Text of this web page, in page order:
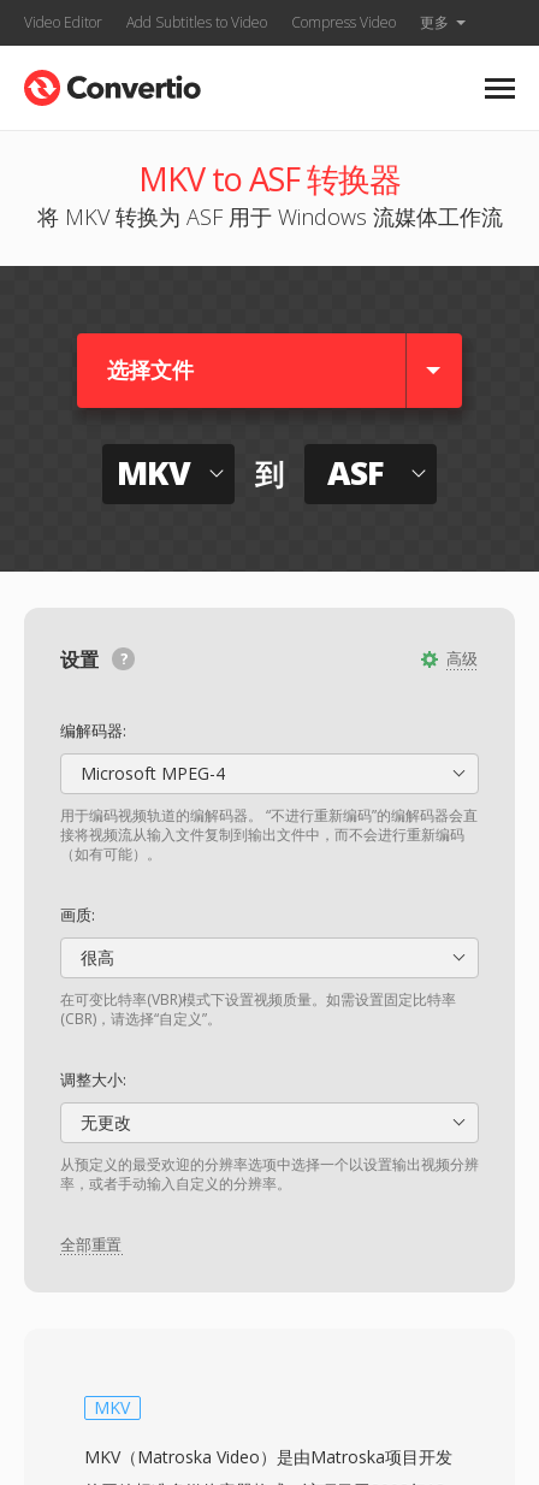
Video Editor Add Subtitles to Video Compress Video 更多
MKV to ASF 转换器
将 MKV 转换为 ASF 用于 Windows 流媒体工作流
选择文件
MKV 到 ASF
高级
设置
编解码器:
Microsoft MPEG-4
用于编码视频轨道的编解码器。 “不进行重新编码”的编解码器会直
接将视频流从输入文件复制到输出文件中，而不会进行重新编码
（如有可能）。
画质:
很高
在可变比特率(VBR)模式下设置视频质量。如需设置固定比特率
(CBR)，请选择“自定义”。
调整大小:
无更改
从预定义的最受欢迎的分辨率选项中选择一个以设置输出视频分辨
率，或者手动输入自定义的分辨率。
全部重置
MKV
MKV（Matroska Video）是由Matroska项目开发